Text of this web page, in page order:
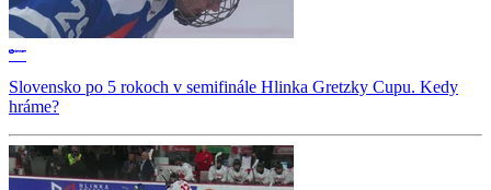
Slovensko po 5 rokoch v semifinále Hlinka Gretzky Cupu. Kedy
hráme?